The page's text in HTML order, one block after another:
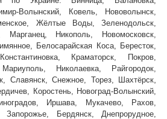
Волынский, Ковель, Нововолынск,
Жёлтые Воды, Зеленодольск,
Марганец, Никополь, Новомосковск,
Белосарайская Коса, Бересток,
Краматорск, Покров,
Николаевка, Райгородок,
Славянск, Снежное, Торез, Шахтёрск
Коростень, Новоград-Волынский,
Иршава, Мукачево, Рахов,
Бердянск, Днепрорудное,